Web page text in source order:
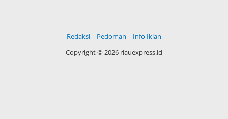
Redaksi Pedoman
Info Iklan
Copyright © 2026 riauexpress.id